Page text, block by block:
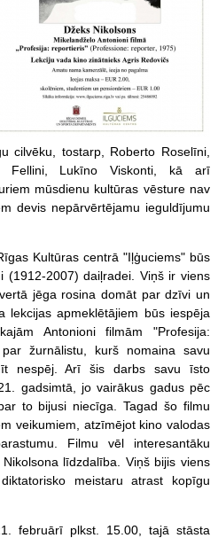
cilvēku, tostarp, Roberto Roselīni,
Fellini, Lukīno Viskonti, kā arī
mūsdienu kultūras vēsture nav
devis nepārvērtējamu ieguldījumu
Kultūras centrā "Iļģuciems" būs
(1912-2007) daiļradei. Viņš ir viens
jēga rosina domāt par dzīvi un
lekcijas apmeklētājiem būs iespēja
Antonioni filmām "Profesija:
žurnālistu, kurš nomaina savu
nespēj. Arī šis darbs savu īsto
gadsimtā, jo vairākus gadus pēc
to bijusi niecīga. Tagad šo filmu
veikumiem, atzīmējot kino valodas
Filmu vēl interesantāku
līdzdalība. Viņš bijis viens
meistaru atrast kopīgu
februārī plkst. 15.00, tajā stāsta